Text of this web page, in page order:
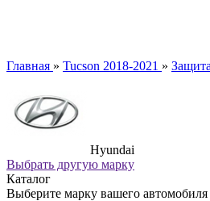
Главная » Tucson 2018-2021 »
Hyundai
Выбрать другую марку
Каталог
Выберите марку вашего автомобиля